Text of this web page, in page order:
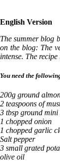
English Version
The summer blog
on the blog: The
intense. The
You need the
200g ground
2 teaspoons of
3 tbsp ground mini
1 chopped onion
1 chopped garlic
Salt pepper
3 small grated
olive oil